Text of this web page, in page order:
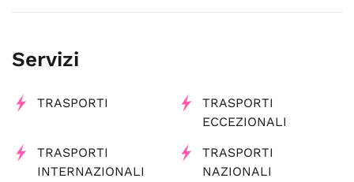
Servizi
TRASPORTI
TRASPORTI
ECCEZIONALI
TRASPORTI
INTERNAZIONALI
TRASPORTI
NAZIONALI